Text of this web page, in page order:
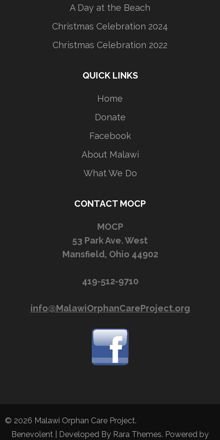
A Day at the Beach
Christmas Celebration 2024
Christmas Celebration 2022
QUICK LINKS
Home
Donate
Facebook
About Malawi
What We Do
CONTACT MOCP
MOCP
53 Park Ave. West
Mansfield, Ohio 44902
419-512-9710
info@MalawiOrphanCareProject.org
© 2026 Malawi Orphan Care Project.
Benevolent | Developed By Rara Themes. Powered by